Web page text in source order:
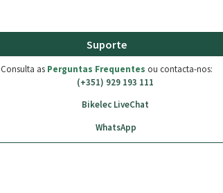
Suporte
Consulta as Perguntas Frequentes ou contacta-nos:
(+351) 929 193 111
Bikelec LiveChat
WhatsApp